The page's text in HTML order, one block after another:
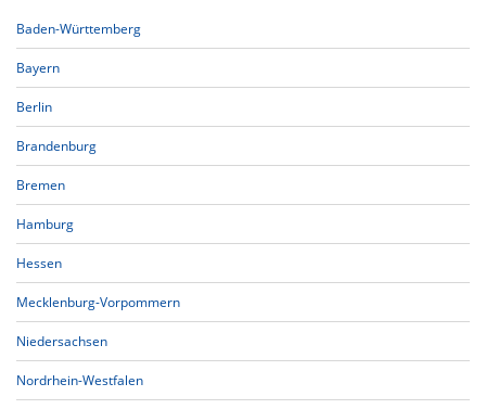
Baden-Württemberg
Bayern
Berlin
Brandenburg
Bremen
Hamburg
Hessen
Mecklenburg-Vorpommern
Niedersachsen
Nordrhein-Westfalen